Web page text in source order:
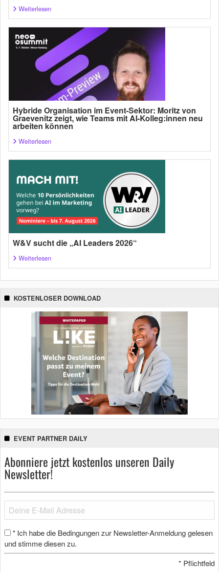
Weiterlesen
Hybride Organisation im Event-Sektor: Moritz von
Graevenitz zeigt, wie Teams mit AI-Kolleg:innen neu
arbeiten können
Weiterlesen
W&V sucht die „AI Leaders 2026“
Weiterlesen
KOSTENLOSER DOWNLOAD
EVENT PARTNER DAILY
Abonniere jetzt kostenlos unseren Daily
Newsletter!
* Ich habe die Bedingungen zur Newsletter-Anmeldung gelesen
und stimme diesen zu.
* Pflichtfeld